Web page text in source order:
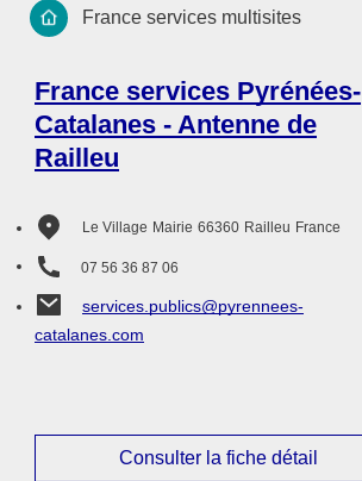
France services Pyrénées-
Catalanes - Antenne de
Railleu
Le Village Mairie 66360 Railleu France
07 56 36 87 06
services.publics@pyrennees-
catalanes.com
France services multisites
Consulter la fiche détail